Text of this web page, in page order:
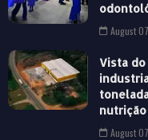
August
Vista
nutrição
August